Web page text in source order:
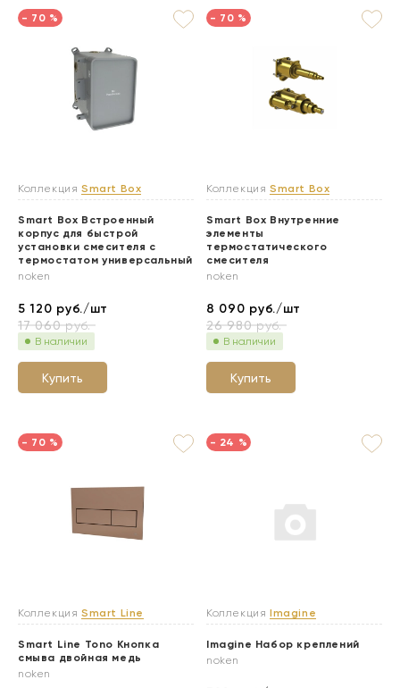
- 70 %
Коллекция Smart Box
Smart Box Встроенный
корпус для быстрой
установки смесителя с
термостатом универсальный
noken
5 120 руб./шт
17 060руб.
В наличии
Купить
- 70 %
Коллекция Smart Box
Smart Box Внутренние
элементы
термостатического
смесителя
noken
8 090 руб./шт
26 980руб.
В наличии
Купить
- 70 %
Коллекция Smart Line
Smart Line Tono Кнопка
смыва двойная медь
noken
- 24 %
Коллекция Imagine
Imagine Набор креплений
noken